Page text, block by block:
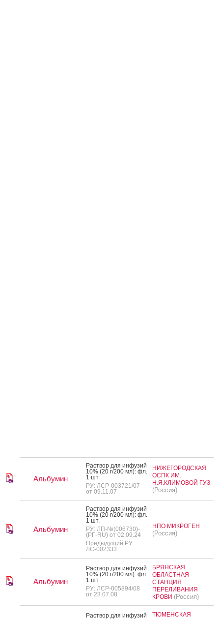
Альбумин
Рас­твор для ин­фу­зий
10% (20 г/200 мл): фл.
1 шт.
РУ: ЛСР-003721/07
от 09.11.07
НИЖЕГОРОДСКАЯ
ОСПК ИМ.
Н.Я.КЛИМОВОЙ ГУЗ
(Россия)
Альбумин
Рас­твор для ин­фу­зий
10% (20 г/200 мл): фл.
1 шт.
РУ: ЛП-№(006730)-
(РГ-RU) от 02.09.24
Предыдущий РУ:
ЛС-002333
НПО МИКРОГЕН
(Россия)
Альбумин
Рас­твор для ин­фу­зий
10% (20 г/200 мл): фл.
1 шт.
РУ: ЛСР-005894/08
от 23.07.08
БРЯНСКАЯ
ОБЛАСТНАЯ
СТАНЦИЯ
ПЕРЕЛИВАНИЯ
КРОВИ (Россия)
Рас­твор для ин­фу­зий
ТЮМЕНСКАЯ